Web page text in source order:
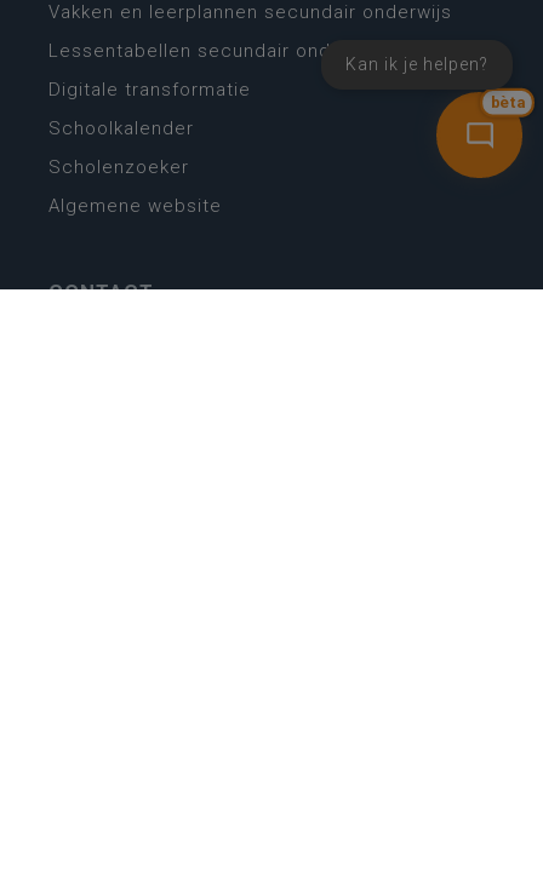
bèta
Kan ik je helpen?
Vakken en leerplannen secundair onderwijs
Lessentabellen secundair onderwijs
Digitale transformatie
Schoolkalender
Scholenzoeker
Algemene website
CONTACT